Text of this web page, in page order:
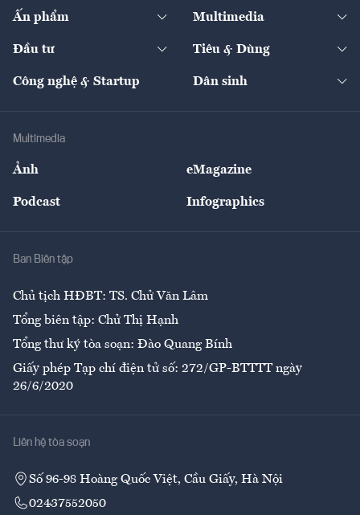
Khung pháp lý
Start-up
Quản trị số
Tư vấn
Thị trường
Nông sản
Kinh tế
Ấn phẩm
The Guide
Multimedia
Đầu tư Tiêu & Dùng
Giải trí
Công nghệ & Startup Dân sinh
Multimedia
Ảnh eMagazine
Podcast Infographics
Ban Biên tập
Chủ tịch HĐBT: TS. Chử Văn Lâm
Tổng biên tập: Chử Thị Hạnh
Tổng thư ký tòa soạn: Đào Quang Bính
Giấy phép Tạp chí điện tử số: 272/GP-BTTTT ngày
26/6/2020
Liên hệ tòa soạn
Số 96-98 Hoàng Quốc Việt, Cầu Giấy, Hà Nội
02437552050